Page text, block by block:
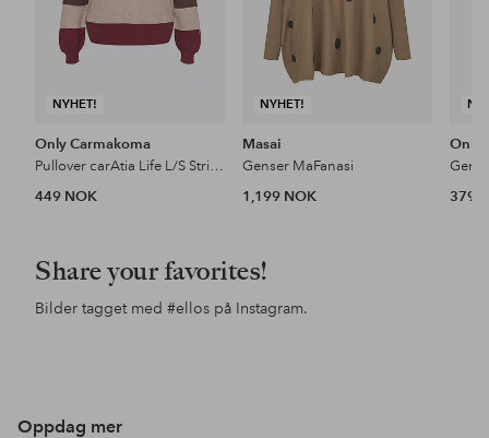
NYHET!
Only Carmakoma
Pullover carAtia Life L/S Stripe Pullov Knt
449 NOK
NYHET!
Masai
Genser MaFanasi
1,199 NOK
Only
379
Share your favorites!
Bilder tagget med #ellos på Instagram.
Oppdag mer